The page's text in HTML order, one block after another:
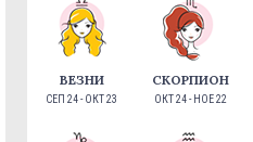
ВЕЗНИ
СЕП 24 - ОКТ 23
СКОРПИОН
ОКТ 24 - НОЕ 22